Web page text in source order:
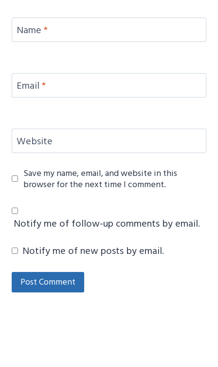
Name*
Email*
Website
Save my name, email, and website in this
browser for the next time I comment.
Notify me of follow-up comments by email.
Notify me of new posts by email.